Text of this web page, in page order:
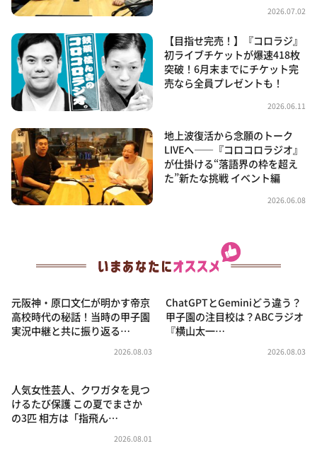
2026.07.02
【目指せ完売！】『コロラジ』
初ライブチケットが爆速418枚
突破！6月末までにチケット完
売なら全員プレゼントも！
2026.06.11
地上波復活から念願のトーク
LIVEへ――『コロコロラジオ』
が仕掛ける“落語界の枠を超え
た”新たな挑戦 イベント編
2026.06.08
元阪神・原口文仁が明かす帝京
高校時代の秘話！当時の甲子園
実況中継と共に振り返る…
2026.08.03
ChatGPTとGeminiどう違う？
甲子園の注目校は？ABCラジオ
『横山太一…
2026.08.03
人気女性芸人、クワガタを見つ
けるたび保護 この夏でまさか
の3匹 相方は「指飛ん…
2026.08.01